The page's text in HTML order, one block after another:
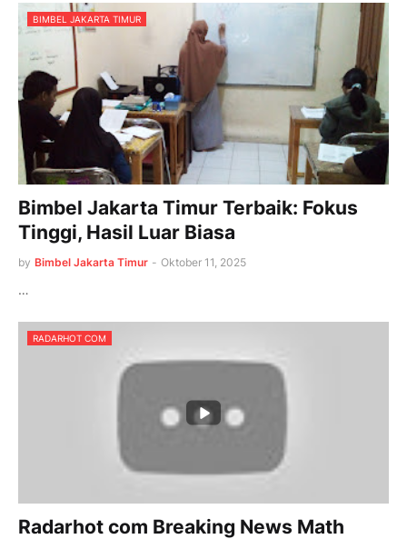
BIMBEL JAKARTA TIMUR
Bimbel Jakarta Timur Terbaik: Fokus
Tinggi, Hasil Luar Biasa
by Bimbel Jakarta Timur - Oktober 11, 2025
…
RADARHOT COM
Radarhot com Breaking News Math